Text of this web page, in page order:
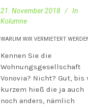
21. November 2018
In
Kolumne
WARUM WIR VERMIETERT
Kennen Sie die
Wohnungsgesellschaft
Vonovia? Nicht? Gut, bis
kurzem hieß die ja auch
noch anders, nämlich